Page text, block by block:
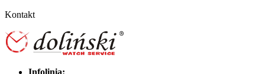
Kontakt
Infolinia: